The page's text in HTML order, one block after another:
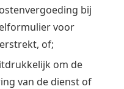
bij
voor
of;
om de
van de dienst of